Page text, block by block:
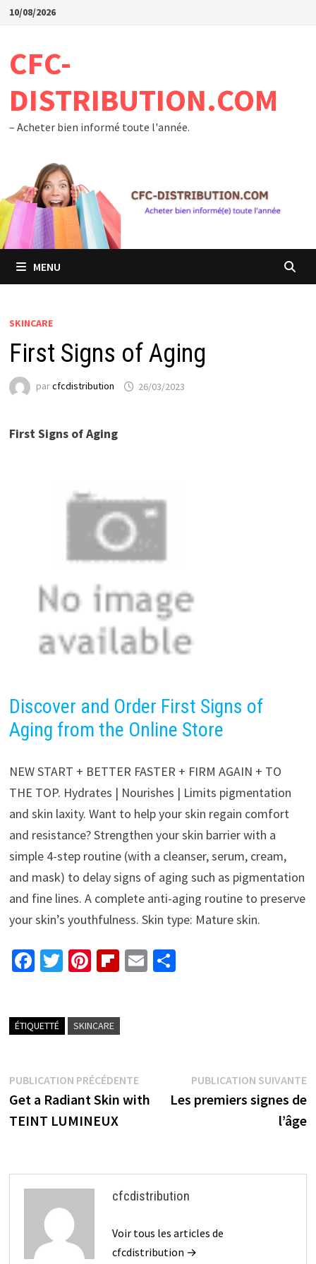
Passer
10/08/2026
CFC-
DISTRIBUTION.COM
– Acheter bien informé toute l'année.
MENU
SKINCARE
First Signs of Aging
parcfcdistribution 26/03/2023
First Signs of Aging
Discover and Order First Signs of
Aging from the Online Store
NEW START + BETTER FASTER + FIRM AGAIN + TO
THE TOP. Hydrates | Nourishes | Limits pigmentation
and skin laxity. Want to help your skin regain comfort
and resistance? Strengthen your skin barrier with a
simple 4-step routine (with a cleanser, serum, cream,
and mask) to delay signs of aging such as pigmentation
and fine lines. A complete anti-aging routine to preserve
your skin’s youthfulness. Skin type: Mature skin.
Fa
o
k
T
er
Pi
es
Fl
o
d
E P
ÉTIQUETTÉ SKINCARE
Navigation
de
PUBLICATION PRÉCÉDENTEPublication
précédente :
Get a Radiant Skin with
TEINT LUMINEUX
PUBLICATION SUIVANTE
Les premiers signes de
l’âge
cfcdistribution
Voir tous les articles de
cfcdistribution →